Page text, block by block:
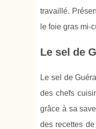
travaillé.
le foie gras mi-
Le sel de
Le sel de
des chefs
grâce à sa
des recettes